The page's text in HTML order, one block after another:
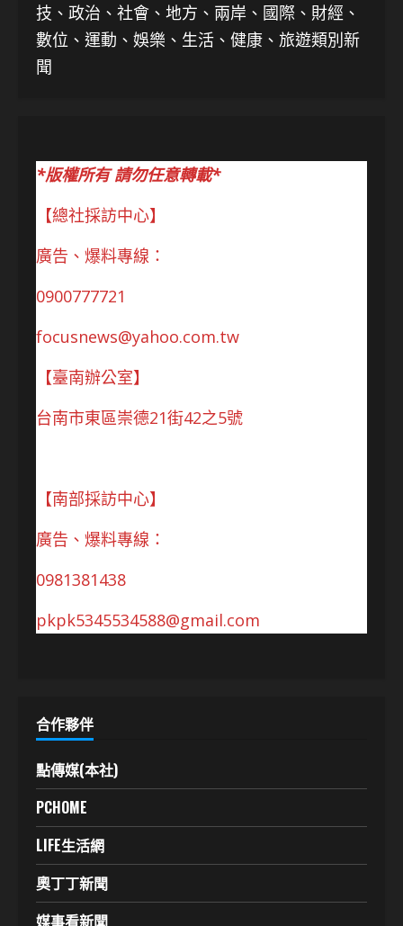
技、 政治、社會、地方、兩岸、國際、財經、
數位、運動、娛樂、生活、健康、旅遊類別新
聞
*版權所有 請勿任意轉載*
【總社採訪中心】
廣告、爆料專線：
0900777721
focusnews@yahoo.com.tw
【臺南辦公室】
台南市東區崇德21街42之5號
【南部採訪中心】
廣告、爆料專線：
0981381438
pkpk5345534588@gmail.com
合作夥伴
點傳媒(本社)
PCHOME
LIFE生活網
奧丁丁新聞
媒事看新聞